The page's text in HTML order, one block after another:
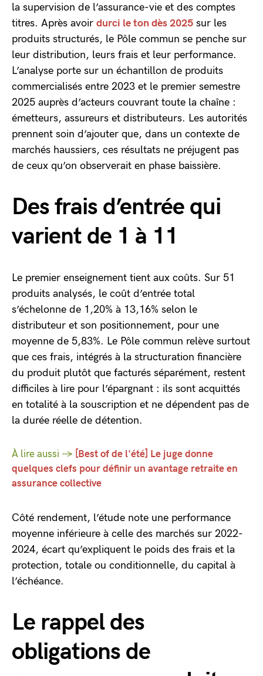
la supervision de l’assurance-vie et des comptes
titres. Après avoir durci le ton dès 2025 sur les
produits structurés, le Pôle commun se penche sur
leur distribution, leurs frais et leur performance.
L’analyse porte sur un échantillon de produits
commercialisés entre 2023 et le premier semestre
2025 auprès d’acteurs couvrant toute la chaîne :
émetteurs, assureurs et distributeurs. Les autorités
prennent soin d’ajouter que, dans un contexte de
marchés haussiers, ces résultats ne préjugent pas
de ceux qu’on observerait en phase baissière.
Des frais d’entrée qui
varient de 1 à 11
Le premier enseignement tient aux coûts. Sur 51
produits analysés, le coût d’entrée total
s’échelonne de 1,20% à 13,16% selon le
distributeur et son positionnement, pour une
moyenne de 5,83%. Le Pôle commun relève surtout
que ces frais, intégrés à la structuration financière
du produit plutôt que facturés séparément, restent
difficiles à lire pour l’épargnant : ils sont acquittés
en totalité à la souscription et ne dépendent pas de
la durée réelle de détention.
À lire aussi → [Best of de l'été] Le juge donne
quelques clefs pour définir un avantage retraite en
assurance collective
Côté rendement, l’étude note une performance
moyenne inférieure à celle des marchés sur 2022-
2024, écart qu’expliquent le poids des frais et la
protection, totale ou conditionnelle, du capital à
l’échéance.
Le rappel des
obligations de